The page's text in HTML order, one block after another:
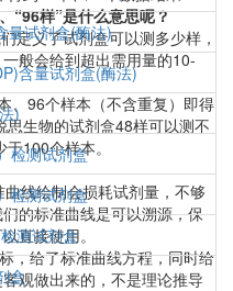
“96样”是什么意思呢？
定义了试剂盒可以测多少样，
般会给到超出需用量的10-
、96个样本（不含重复）即得
生物的试剂盒48样可以测不
100个样本。
线绘制会损耗试剂量，不够
的标准曲线是可以溯源，保
直接使用。
给了标准曲线方程，同时给
观做出来的，不是理论推导
量试剂盒(酶法)
含量试剂盒(酶法)
)
检测试剂盒
检测试剂盒
测试剂盒
盒